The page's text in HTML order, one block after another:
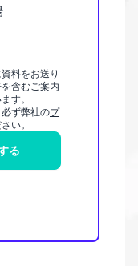
料をお送り
含むご案内
す。
ず弊社のプ
い。
る